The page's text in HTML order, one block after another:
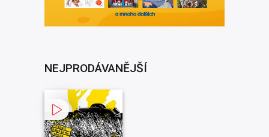
NEJPRODÁVANĚJŠÍ